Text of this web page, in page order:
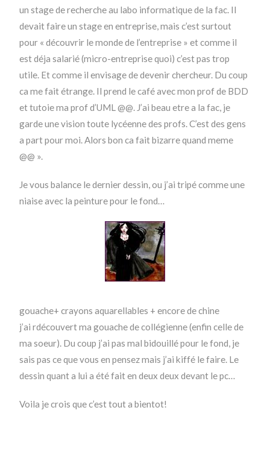
un stage de recherche au labo informatique de la fac. Il
devait faire un stage en entreprise, mais c’est surtout
pour « découvrir le monde de l’entreprise » et comme il
est déja salarié (micro-entreprise quoi) c’est pas trop
utile. Et comme il envisage de devenir chercheur. Du coup
ca me fait étrange. Il prend le café avec mon prof de BDD
et tutoie ma prof d’UML @@. J’ai beau etre a la fac, je
garde une vision toute lycéenne des profs. C’est des gens
a part pour moi. Alors bon ca fait bizarre quand meme
@@ ».
Je vous balance le dernier dessin, ou j’ai tripé comme une
niaise avec la peinture pour le fond…
gouache+ crayons aquarellables + encore de chine
j’ai rdécouvert ma gouache de collégienne (enfin celle de
ma soeur). Du coup j’ai pas mal bidouillé pour le fond, je
sais pas ce que vous en pensez mais j’ai kiffé le faire. Le
dessin quant a lui a été fait en deux deux devant le pc…
Voila je crois que c’est tout a bientot!